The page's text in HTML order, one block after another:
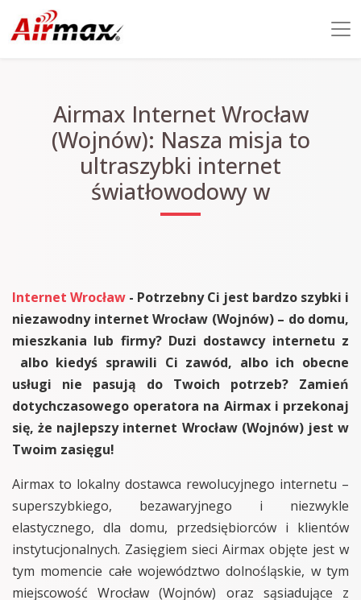
Airmax Internet Wrocław
(Wojnów): Nasza misja to
ultraszybki internet
światłowodowy w
Internet Wrocław - Potrzebny Ci jest bardzo szybki i
niezawodny internet Wrocław (Wojnów) – do domu,
mieszkania lub firmy? Duzi dostawcy internetu z
albo kiedyś sprawili Ci zawód, albo ich obecne
usługi nie pasują do Twoich potrzeb? Zamień
dotychczasowego operatora na Airmax i przekonaj
się, że najlepszy internet Wrocław (Wojnów) jest w
Twoim zasięgu!
Airmax to lokalny dostawca rewolucyjnego internetu –
superszybkiego, bezawaryjnego i niezwykle
elastycznego, dla domu, przedsiębiorców i klientów
instytucjonalnych. Zasięgiem sieci Airmax objęte jest w
tym momencie całe województwo dolnośląskie, w tym
miejscowość Wrocław (Wojnów) oraz sąsiadujące z